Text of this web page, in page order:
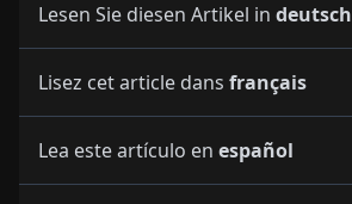
Lesen Sie diesen Artikel in deutsch
Lisez cet article dans français
Lea este artículo en español